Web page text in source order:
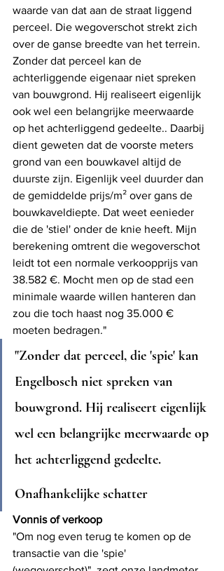
waarde van dat aan de straat liggend
perceel. Die wegoverschot strekt zich
over de ganse breedte van het terrein.
Zonder dat perceel kan de
achterliggende eigenaar niet spreken
van bouwgrond. Hij realiseert eigenlijk
ook wel een belangrijke meerwaarde
op het achterliggend gedeelte.. Daarbij
dient geweten dat de voorste meters
grond van een bouwkavel altijd de
duurste zijn. Eigenlijk veel duurder dan
de gemiddelde prijs/m² over gans de
bouwkaveldiepte. Dat weet eenieder
die de 'stiel' onder de knie heeft. Mijn
berekening omtrent die wegoverschot
leidt tot een normale verkoopprijs van
38.582 €. Mocht men op de stad een
minimale waarde willen hanteren dan
zou die toch haast nog 35.000 €
moeten bedragen."
"Zonder dat perceel, die 'spie' kan
Engelbosch niet spreken van
bouwgrond. Hij realiseert eigenlijk
wel een belangrijke meerwaarde op
het achterliggend gedeelte.
Onafhankelijke schatter
Vonnis of verkoop
"Om nog even terug te komen op de
transactie van die 'spie'